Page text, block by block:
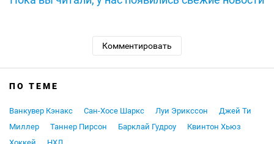
Комментировать
ПО ТЕМЕ
Ванкувер Кэнакс Сан-Хосе Шаркс Луи Эрикссон
Джей Ти
Миллер
Таннер Пирсон Барклай Гудроу
Квинтон Хьюз